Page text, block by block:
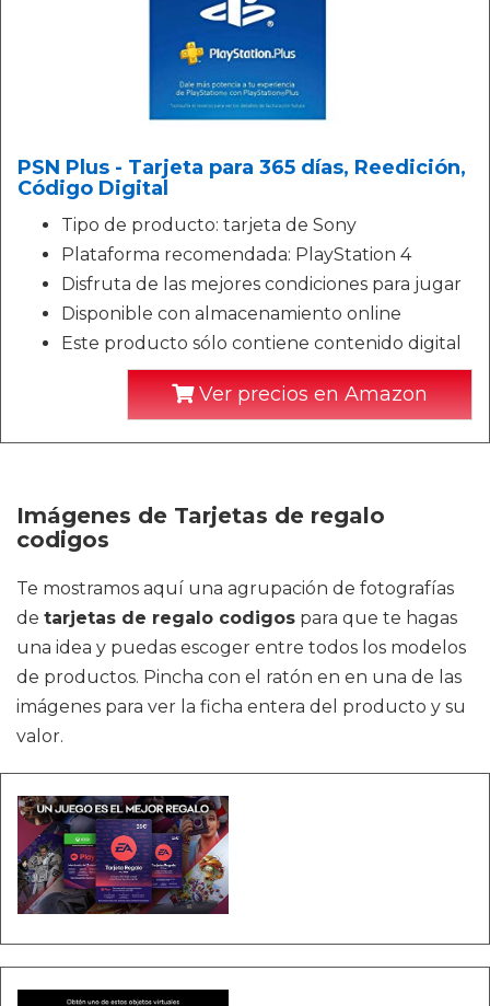
PSN Plus - Tarjeta para 365 días, Reedición,
Código Digital
Tipo de producto: tarjeta de Sony
Plataforma recomendada: PlayStation 4
Disfruta de las mejores condiciones para jugar
Disponible con almacenamiento online
Este producto sólo contiene contenido digital
Ver precios en Amazon
Imágenes de Tarjetas de regalo
codigos
Te mostramos aquí una agrupación de fotografías
de tarjetas de regalo codigos para que te hagas
una idea y puedas escoger entre todos los modelos
de productos. Pincha con el ratón en en una de las
imágenes para ver la ficha entera del producto y su
valor.